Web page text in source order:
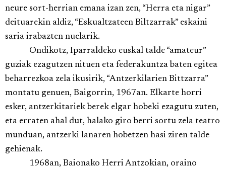
neure sort-herrian emana izan zen, “Herra eta nigar”
deituarekin aldiz, “Eskualtzateen Biltzarrak” eskaini
saria irabazten nuelarik.
Ondikotz, Iparraldeko euskal talde “amateur”
guziak ezagutzen nituen eta federakuntza baten egitea
beharrezkoa zela ikusirik, “Antzerkilarien Bittzarra”
montatu genuen, Baigorrin, 1967an. Elkarte horri
esker, antzerkitariek berek elgar hobeki ezagutu zuten,
eta erraten ahal dut, halako giro berri sortu zela teatro
munduan, antzerki lanaren hobetzen hasi ziren talde
gehienak.
1968an, Baionako Herri Antzokian, oraino